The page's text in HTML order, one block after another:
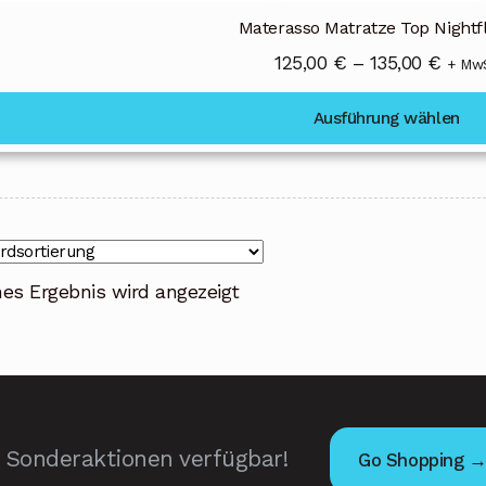
Materasso Matratze Top
125,00 € – 135,00 €
bis
+
Ausführung wählen
Ergebnis wird angezeigt
Sonderaktionen verfügbar! Go Shopping →